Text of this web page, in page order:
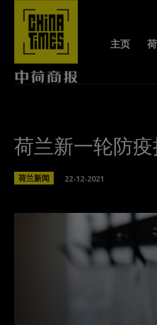
主页
荷兰新一轮防
荷兰新闻 22-12-2021